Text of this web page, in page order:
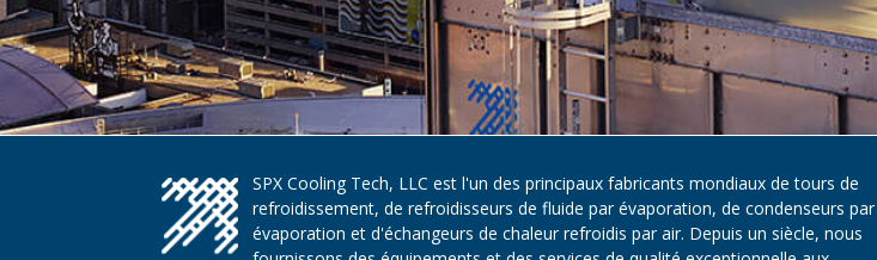
SPX Cooling Tech, LLC est l'un des principaux fabricants mondiaux de tours de
refroidissement, de refroidisseurs de fluide par évaporation, de condenseurs par
évaporation et d'échangeurs de chaleur refroidis par air. Depuis un siècle, nous